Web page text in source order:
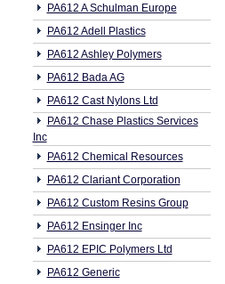
PA612 A Schulman Europe
PA612 Adell Plastics
PA612 Ashley Polymers
PA612 Bada AG
PA612 Cast Nylons Ltd
PA612 Chase Plastics Services
Inc
PA612 Chemical Resources
PA612 Clariant Corporation
PA612 Custom Resins Group
PA612 Ensinger Inc
PA612 EPIC Polymers Ltd
PA612 Generic